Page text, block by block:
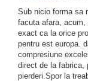
Sub nicio forma sa
facuta afara,
exact ca la orice
pentru est europa.
compresiune
direct de la fabrica,
pierderi.Spor la